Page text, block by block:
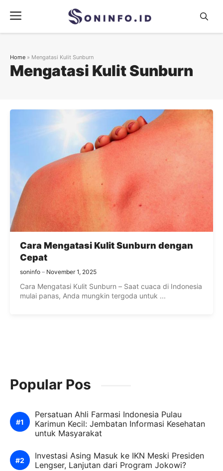
content
Menu
Mengatasi Kulit Sunburn
Home » Mengatasi Kulit Sunburn
Cara Mengatasi Kulit Sunburn dengan
Cepat
soninfo November 1, 2025
Cara Mengatasi Kulit Sunburn – Saat cuaca di Indonesia
mulai panas, Anda mungkin tergoda untuk ...
Popular Pos
Persatuan Ahli Farmasi Indonesia Pulau
Karimun Kecil: Jembatan Informasi Kesehatan
untuk Masyarakat
Investasi Asing Masuk ke IKN Meski Presiden
Lengser, Lanjutan dari Program Jokowi?